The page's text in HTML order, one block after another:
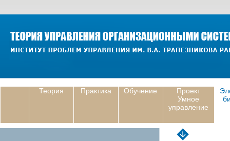
Теория Практика Обучение
Проект
Умное
управление